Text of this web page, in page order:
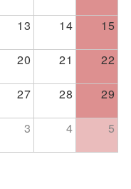
13 14 15
20 21 22
27 28 29
3 4 5